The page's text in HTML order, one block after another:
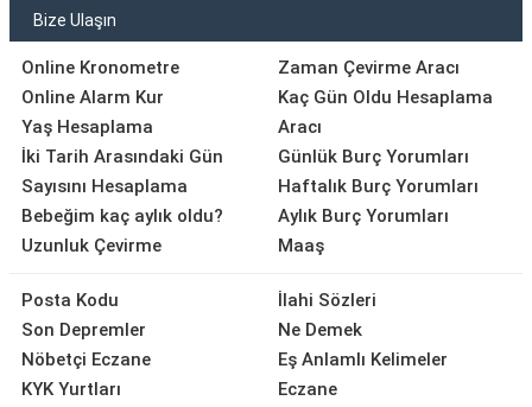
Bize Ulaşın
Online Kronometre
Online Alarm Kur
Yaş Hesaplama
İki Tarih Arasındaki Gün
Sayısını Hesaplama
Bebeğim kaç aylık oldu?
Uzunluk Çevirme
Zaman Çevirme Aracı
Kaç Gün Oldu Hesaplama
Aracı
Günlük Burç Yorumları
Haftalık Burç Yorumları
Aylık Burç Yorumları
Maaş
Posta Kodu
Son Depremler
Nöbetçi Eczane
KYK Yurtları
İlahi Sözleri
Ne Demek
Eş Anlamlı Kelimeler
Eczane